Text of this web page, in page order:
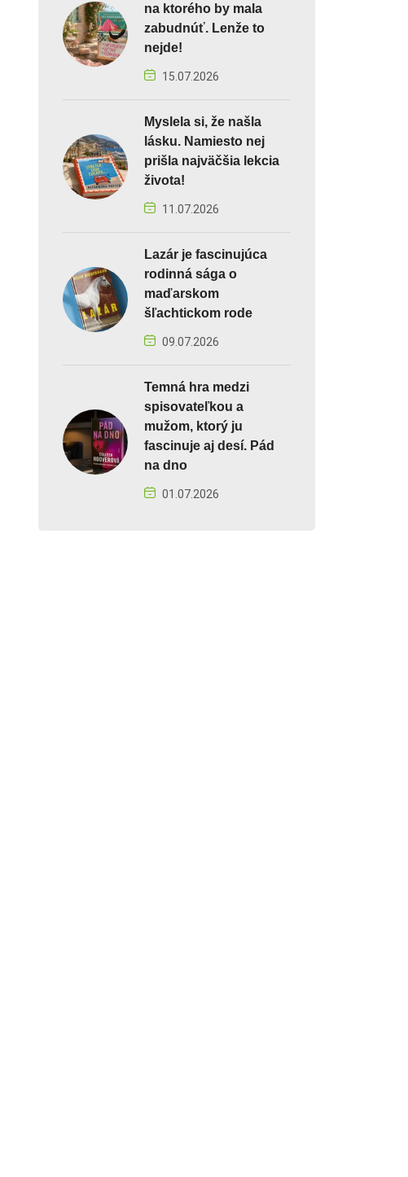
na ktorého by mala
zabudnúť. Lenže to
nejde!
15.07.2026
Myslela si, že našla
lásku. Namiesto nej
prišla najväčšia lekcia
života!
11.07.2026
Lazár je fascinujúca
rodinná sága o
maďarskom
šľachtickom rode
09.07.2026
Temná hra medzi
spisovateľkou a
mužom, ktorý ju
fascinuje aj desí. Pád
na dno
01.07.2026